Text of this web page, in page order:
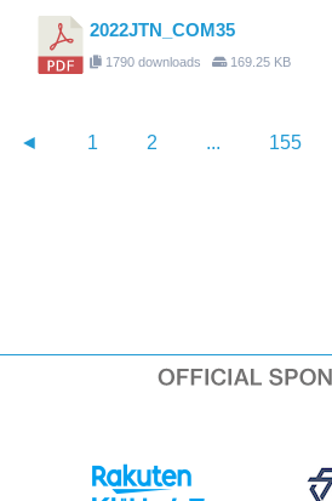
2022JTN_COM35
1790 downloads 169.25 KB
◄ 1 2 ... 155